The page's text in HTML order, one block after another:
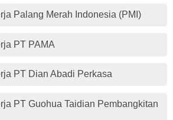
Palang Merah Indonesia (PMI)
PT PAMA
PT Dian Abadi Perkasa
PT Guohua Taidian Pembangkitan